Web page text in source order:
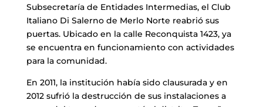
Subsecretaría de Entidades Intermedias, el Club
Italiano Di Salerno de Merlo Norte reabrió sus
puertas. Ubicado en la calle Reconquista 1423, ya
se encuentra en funcionamiento con actividades
para la comunidad.
En 2011, la institución había sido clausurada y en
2012 sufrió la destrucción de sus instalaciones a